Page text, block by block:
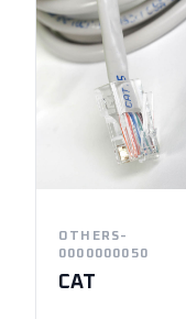
OTHERS-
0000000050
CAT